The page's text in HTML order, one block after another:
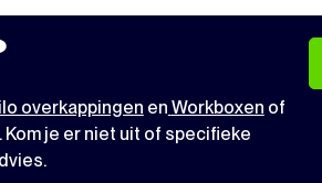
overkappingen en Workboxen of
Kom je er niet uit of specifieke